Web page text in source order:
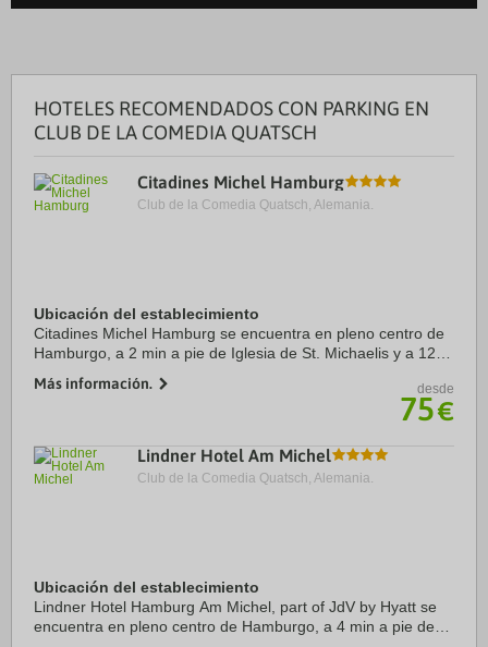
HOTELES RECOMENDADOS CON PARKING EN
CLUB DE LA COMEDIA QUATSCH
Citadines Michel Hamburg
Club de la Comedia Quatsch, Alemania.
Ubicación del establecimiento
Citadines Michel Hamburg se encuentra en pleno centro de
Hamburgo, a 2 min a pie de Iglesia de St. Michaelis y a 12
apartotel se encuentra a 1,3 km de ...
Más información. desde
75€
Lindner Hotel Am Michel
Club de la Comedia Quatsch, Alemania.
Ubicación del establecimiento
Lindner Hotel Hamburg Am Michel, part of JdV by Hyatt se
encuentra en pleno centro de Hamburgo, a 4 min a pie de